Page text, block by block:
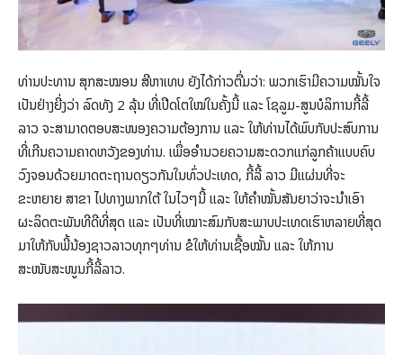
ທ່ານປະທານ ສຸກສະໝອນ ສີຫາເທບ ຍັງໄດ້ກ່າວຕື່ມວ່າ: ພວກເຮົາມີຄວາມໝັ້ນໃຈ
ເປັນຢ່າງຍີ່ງວ່າ ລົດທັງ 2 ລຸ້ນ ທີ່ເປີດໂຕໃໝ່ໃນຄັ້ງນີ້ ແລະ ໂຊລູມ-ສູນບໍລິການກີ້ລີ້
ລາວ ຈະສາມາດຕອບສະໜອງຄວາມຕ້ອງການ ແລະ ໃຫ້ທ່ານໄດ້ພົບກັບປະສົບການ
ທີ່ເກີນຄວາມຄາດຫວັງຂອງທ່ານ. ເພຶ່ອອຳນວຍຄວາມສະດວກແກ່ລູກຄ້າແບບຄົບ
ວົງຈອນດ້ວຍມາດຕະຖານດຽວກັນໃນທົ່ວປະເທດ, ກີ້ລີ້ ລາວ ມີແຜ່ນທີ່ຈະ
ຂະຫຍາຍ ສາຂາ ໄປທາງພາກໃຕ້ ໃນໄວໆນີ້ ແລະ ໃຫ້ຄໍາໝັ້ນສັນຍາວ່າຈະນຳເອົາ
ຜະລິດຕະພັນທີດີທີ່ສຸດ ແລະ ເປັນທີ່ເໝາະສົມກັບສະພາບປະເທດເຮົາຫລາຍທີ່ສຸດ
ມາໃຫ້ກັບພີ້ນ້ອງຊາວລາວທຸກໆທ່ານ ຂໍໃຫ້ທ່ານເຊື້ອໝັ້ນ ແລະ ໃຫ້ການ
ສະໜັບສະໜູນກີ້ລີ້ລາວ.